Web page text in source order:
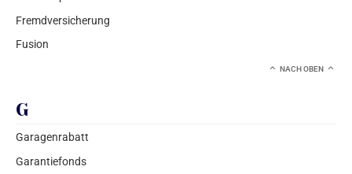
Fremdversicherung
Fusion
NACH OBEN
G
Garagenrabatt
Garantiefonds